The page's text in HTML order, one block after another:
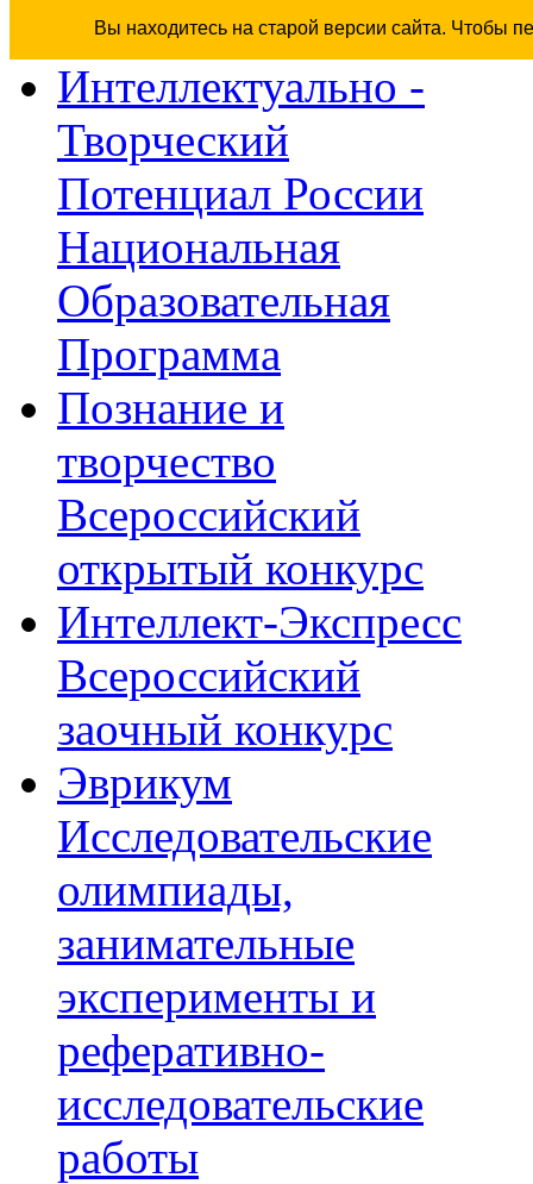
Вы находитесь на старой версии сайта. Чтобы
Интеллектуально -
Творческий
Потенциал России
Национальная
Образовательная
Программа
Познание и
творчество
Всероссийский
открытый конкурс
Интеллект-Экспресс
Всероссийский
заочный конкурс
Эврикум
Исследовательские
олимпиады,
занимательные
эксперименты и
реферативно-
исследовательские
работы